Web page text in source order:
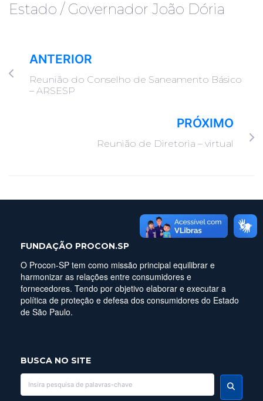
Estado / Governador João Dória
ANTERIOR
Reunião do Conselho de Saneamento Básico
– ARSESP
PRÓXIMO
Reunião de Diretoria – virtual
FUNDAÇÃO PROCON.SP
O Procon-SP tem como missão principal equilibrar e
harmonizar as relações entre consumidores e
fornecedores. Tendo por objetivo elaborar e executar a
política de proteção e defesa dos consumidores do Estado
de São Paulo.
BUSCA NO SITE